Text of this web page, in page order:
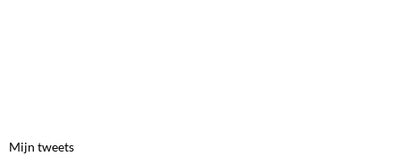
Mijn tweets